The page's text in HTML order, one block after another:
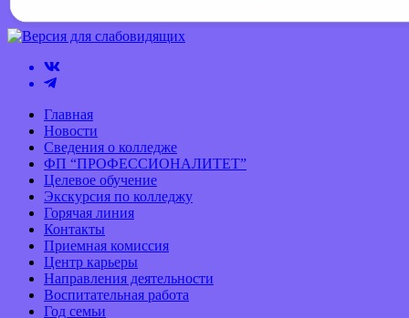
Главная
Новости
Сведения о колледже
ФП “ПРОФЕССИОНАЛИТЕТ”
Целевое обучение
Экскурсия по колледжу
Горячая линия
Контакты
Приемная комиссия
Центр карьеры
Направления деятельности
Воспитательная работа
Год семьи